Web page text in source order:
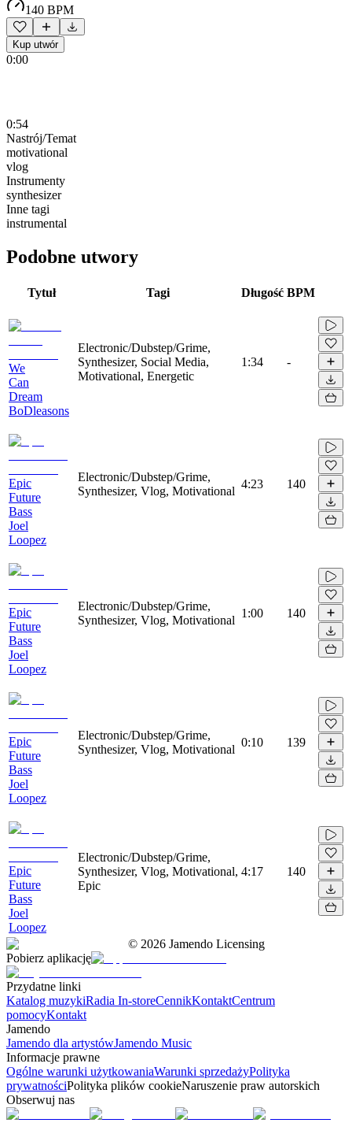
140 BPM
Kup utwór
0:00
0:54
Nastrój/Temat
motivational
vlog
Instrumenty
synthesizer
Inne tagi
instrumental
Podobne utwory
Tytuł Tagi Długość BPM
We
Can
Dream
BoDleasons
Electronic/Dubstep/Grime,
Synthesizer, Social Media,
Motivational, Energetic
1:34 -
Epic
Future
Bass
Joel
Loopez
Electronic/Dubstep/Grime,
Synthesizer, Vlog, Motivational
4:23 140
Epic
Future
Bass
Joel
Loopez
Electronic/Dubstep/Grime,
Synthesizer, Vlog, Motivational
1:00 140
Epic
Future
Bass
Joel
Loopez
Electronic/Dubstep/Grime,
Synthesizer, Vlog, Motivational
0:10 139
Epic
Future
Bass
Joel
Loopez
Electronic/Dubstep/Grime,
Synthesizer, Vlog, Motivational,
Epic
4:17 140
© 2026 Jamendo Licensing
Pobierz aplikację
Przydatne linki
Katalog muzykiRadia In-storeCennikKontaktCentrum
pomocyKontakt
Jamendo
Jamendo dla artystówJamendo Music
Informacje prawne
Ogólne warunki użytkowaniaWarunki sprzedażyPolityka
prywatnościPolityka plików cookieNaruszenie praw autorskich
Obserwuj nas